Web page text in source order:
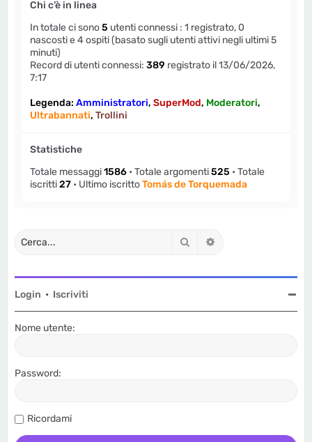
Chi c’è in linea
In totale ci sono5 utenti connessi : 1 registrato, 0
nascosti e 4 ospiti (basato sugli utenti attivi negli ultimi 5
minuti)
Record di utenti connessi:389 registrato il 13/06/2026,
7:17
Legenda:Amministratori,SuperMod, Moderatori,
Ultrabannati,Trollini
Statistiche
Totale messaggi1586 • Totale argomenti525 • Totale
iscritti27 • Ultimo iscrittoTomás de Torquemada
Cerca
Login • Iscriviti
Nome utente:
Password:
Ricordami